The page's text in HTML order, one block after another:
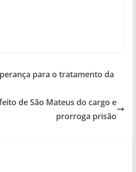
para o tratamento da
de São Mateus do cargo e
prorroga prisão